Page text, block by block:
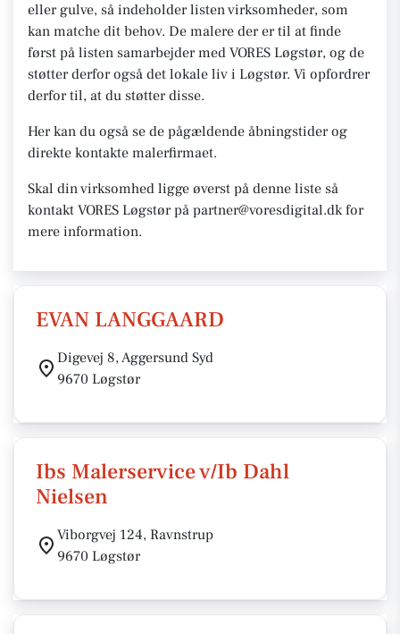
eller gulve, så indeholder listen virksomheder, som
kan matche dit behov. De malere der er til at finde
først på listen samarbejder med VORES Løgstør, og de
støtter derfor også det lokale liv i Løgstør. Vi opfordrer
derfor til, at du støtter disse.
Her kan du også se de pågældende åbningstider og
direkte kontakte malerfirmaet.
Skal din virksomhed ligge øverst på denne liste så
kontakt VORES Løgstør på partner@voresdigital.dk for
mere information.
EVAN LANGGAARD
Digevej 8, Aggersund Syd
9670 Løgstør
Ibs Malerservice v/Ib Dahl
Nielsen
Viborgvej 124, Ravnstrup
9670 Løgstør